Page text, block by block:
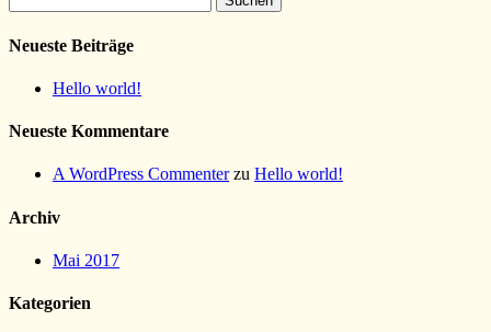
nach:
Neueste Beiträge
Hello world!
Neueste Kommentare
A WordPress Commenterzu Hello world!
Archiv
Mai 2017
Kategorien